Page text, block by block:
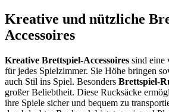
Kreative und nützliche
Accessoires
Kreative Brettspiel-Accessoires sind eine
für jedes Spielzimmer. Sie Höhe bringen
auch Stil ins Spiel. Besonders Brettspiel-
großer Beliebtheit. Diese Rucksäcke
ihre Spiele sicher und bequem zu